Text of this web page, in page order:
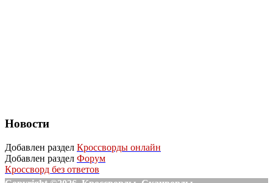
Новости
Добавлен раздел Кроссворды онлайн
Добавлен раздел Форум
Кроссворд без ответов